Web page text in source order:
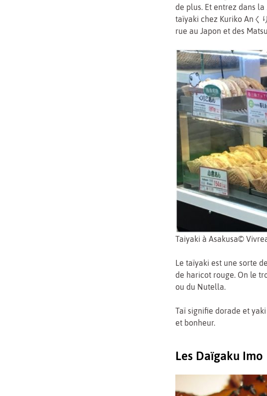
de plus. Et entrez dans la
taïyaki chez Kuriko Anく
rue au Japon et des
Taiyaki à Asakusa©
Le taïyaki est une sorte
de haricot rouge. On le
ou du Nutella.
Taï signifie dorade et
et bonheur.
Les Daïgaku Imo